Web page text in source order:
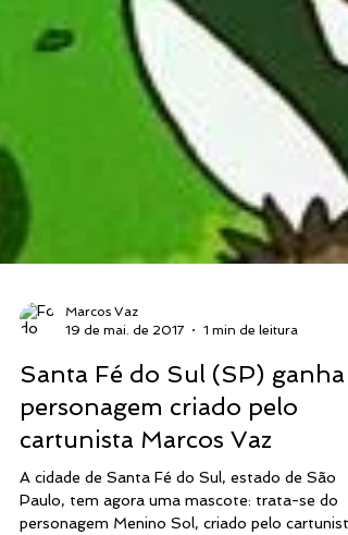
Marcos Vaz
19 de mai. de 2017
1 min de leitura
Santa Fé do Sul (SP) ganha
personagem criado pelo